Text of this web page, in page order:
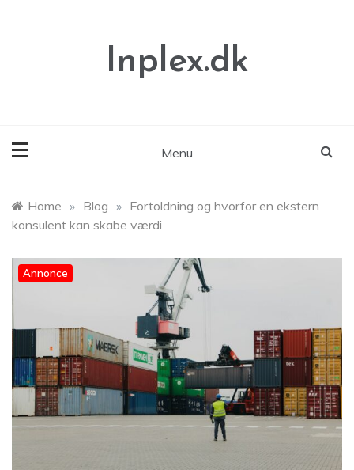
Inplex.dk
Menu
Home » Blog » Fortoldning og hvorfor en ekstern
konsulent kan skabe værdi
Annonce